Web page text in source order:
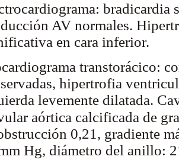
bradicardia
AV normales.
en cara inferior.
transtorácico:
hipertrofia
levemente dilatada.
aórtica calcificada de
0,21, gradiente
Hg, diámetro del anillo: